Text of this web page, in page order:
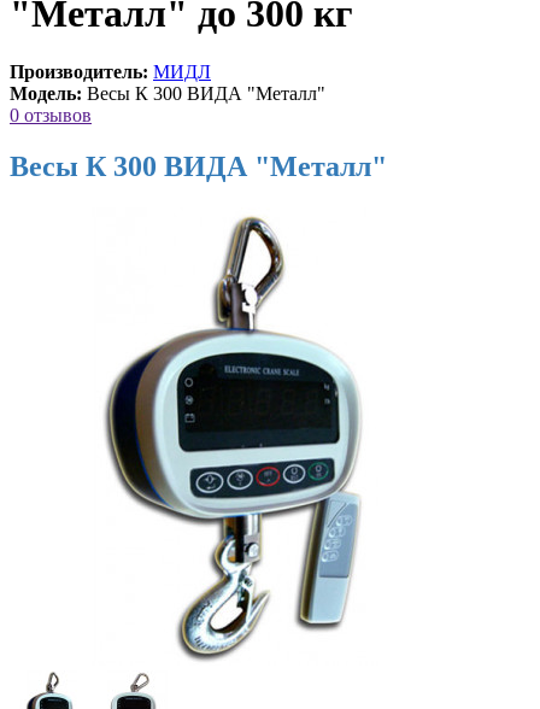
"Металл" до 300 кг
Производитель: МИДЛ
Модель: Весы К 300 ВИДА "Металл"
0 отзывов
Весы К 300 ВИДА "Металл"